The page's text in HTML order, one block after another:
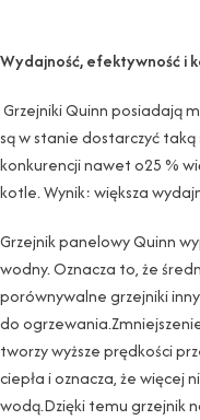
Wydajność, efektywność i
Grzejniki Quinn posiadają
są w stanie dostarczyć
konkurencji nawet o25 %
kotle. Wynik: większa
Grzejnik panelowy Quinn
wodny. Oznacza to, że
porównywalne grzejniki
do
tworzy wyższe prędkości
ciepła i oznacza, że ​​więcej
wodą.Dzięki temu grzejnik